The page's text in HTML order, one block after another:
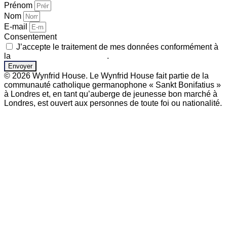
Prénom
Nom
E-mail
Consentement
J’accepte le traitement de mes données conformément à
la
.
Envoyer
© 2026 Wynfrid House. Le Wynfrid House fait partie de la
communauté catholique germanophone « Sankt Bonifatius »
à Londres et, en tant qu’auberge de jeunesse bon marché à
Londres, est ouvert aux personnes de toute foi ou nationalité.